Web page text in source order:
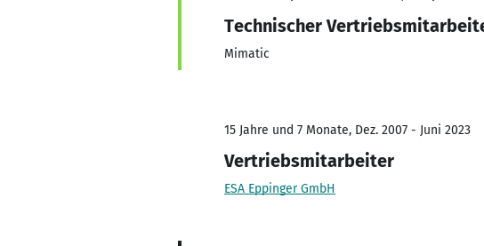
Technischer
Mimatic
15 Jahre und 7 Monate, Dez. 2007 - Juni 2023
Vertriebsmitarbeiter
ESA Eppinger GmbH